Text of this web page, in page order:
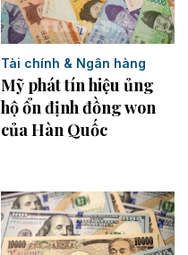
Tài chính & Ngân hàng
Mỹ phát tín hiệu ủng
hộ ổn định đồng won
của Hàn Quốc